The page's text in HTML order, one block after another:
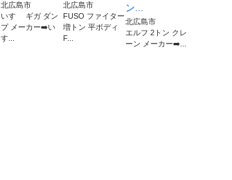
北広島市
いすゞ ギガ ダン
プ メーカー➡️い
す...
北広島市
FUSO ファイター
増トン 平ボディ
F...
ン...
北広島市
エルフ 2トン クレ
ーン メーカー➡️...